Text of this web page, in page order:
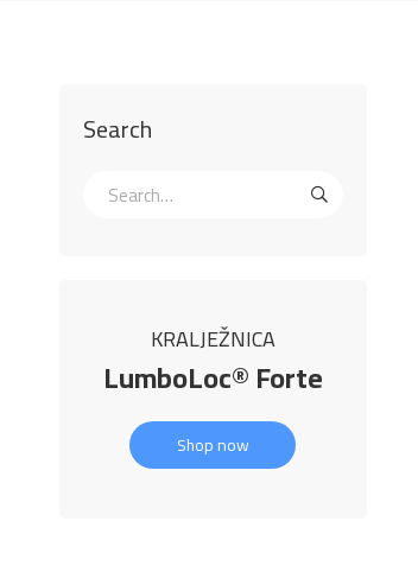
Search
KRALJEŽNICA
LumboLoc® Forte
Shop now